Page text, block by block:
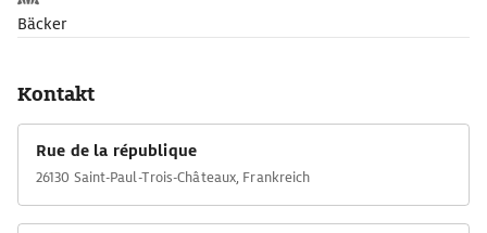
Bäcker
Kontakt
Rue de la république
26130 Saint-Paul-Trois-Châteaux, Frankreich